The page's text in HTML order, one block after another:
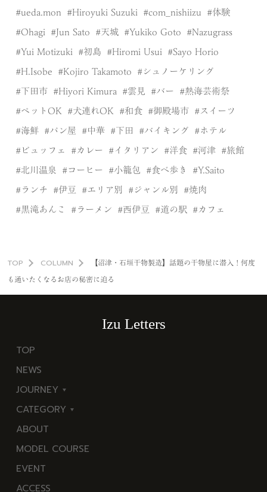
ueda.mon Hiroyuki Suzuki com_nishiizu 体験
Ohagi Jun Sato 天城 Yukiko Goto Nazugrass
Yui Motizuki 初島 Hiromi Usui Sayo Horio
H.Isobe Kojiro Takamoto シュノーケリング
下田市 Hiyori Kimura 雲見 バー 熱海芸術祭
ペットOK 犬連れOK 和食 御殿場市 スイーツ
海鮮 パン屋 中華 下田 バイキング ホテル
ビュッフェ カレー イタリアン 洋食 河津 旅館
北川温泉 コーヒー 小籠包 食べ歩き Y.Saito
ランチ 伊豆 エリア別 ジャンル別 焼肉
黒滝あんこ ラーメン 西伊豆 道の駅 カフェ
TOP COLUMN 【沼津・石垣干物製造】話題の干物屋に潜入！何度
も通いたくなるお店の秘密に迫る
Izu Letters
TOP
NEWS
JOURNEY
東
伊
豆
西
伊
CATEGORY
海
岬
温
泉
ABOUT
MODEL COURSE
EVENT
ACCESS